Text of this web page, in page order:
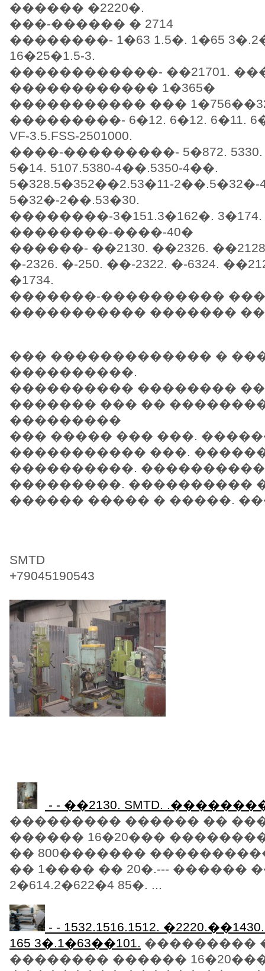
������ �2220�.
���-������ � 2714
��������- 1�63 1.5�. 1�65
16�25�1.5-3.
������������- ��21701.
������������ 1�365�
����������� ���
���������- 6�12. 6�12. 6�11.
VF-3.5.FSS-2501000.
����-���������- 5�872. 5330.
5�14. 5107.5380-4��.5350-4��.
5�328.5�352��2.53�11-
5�32�-2��.53�30.
��������-3�151.3�162�. 3�174.
��������-����-40�
������- ��2130. ��2326. ��2128.
�-2326. �-250. ��-2322. �-6324.
�1734.
�������-����������
����������� �������
��� ������������� �
����������.
���������� ��������
������� ��� ��
���������
��� ����� ��� ���.
����������� ���.
����������.
���������. ����������
������ ����� � �����.
SMTD
+79045190543
- - ��2130. SMTD.
��������� ������ ��
������ 16�20���
�� 800�������
�� 1���� �� 20�.--- ������
2�614.2�622�4 85�. ...
- - 1532.1516.1512.
165 3�.1�63��101. ���������
�������� ������